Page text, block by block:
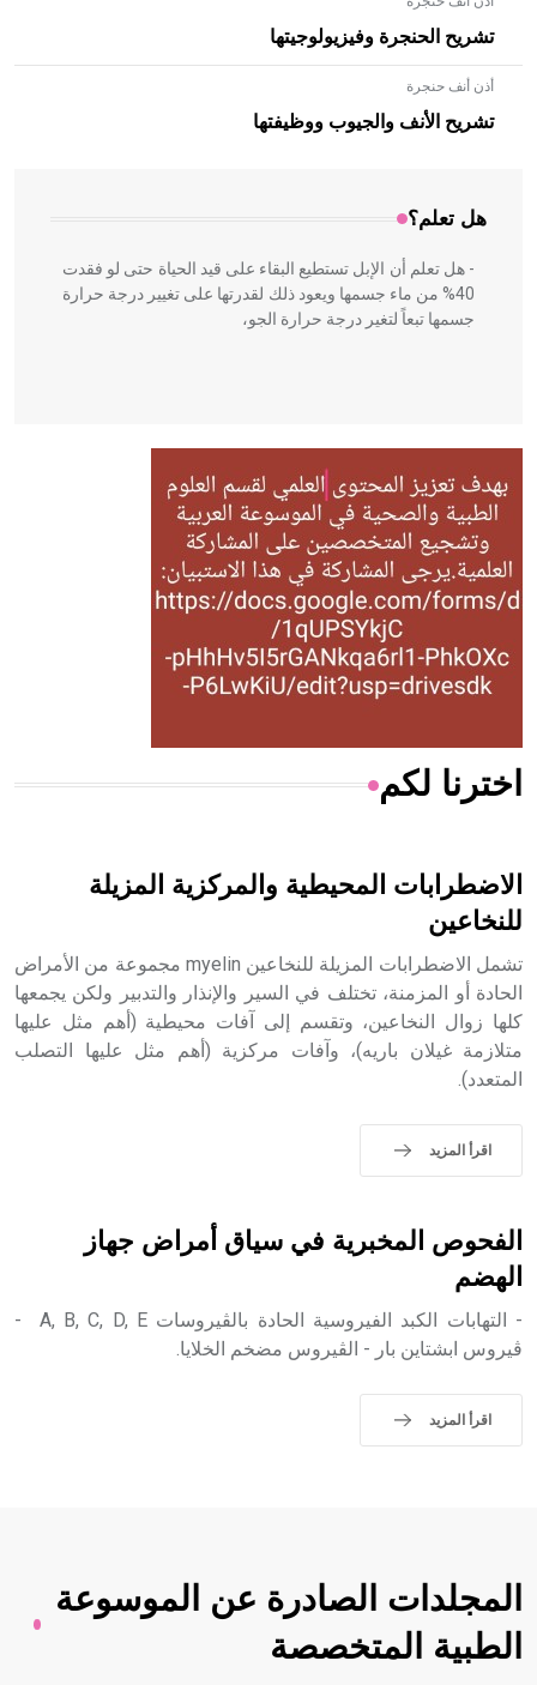
تشريح الحنجرة وفيزيولوجيتها
أذن أنف حنجرة
تشريح الأنف والجيوب ووظيفتها
هل تعلم؟
- هل تعلم أن الأبلق نوع من الفنون الهندسية التي ارتبطت
بالعمارة الإسلامية في بلاد الشام ومصر خاصة، حيث يحرص
المعمار على بناء مداميكه وخاصة في الواجهات
- هل تعلم أن الإبل تستطيع البقاء على قيد الحياة حتى لو فقدت
40% من ماء جسمها ويعود ذلك لقدرتها على تغيير درجة حرارة
جسمها تبعاً لتغير درجة حرارة الجو،
- هل تعلم أن أبقراط كتب في الطب أربعة مؤلفات هي:
الحكم، الأدلة، تنظيم التغذية، ورسالته في جروح الرأس. ويعود
له الفضل بأنه حرر الطب من الدين والفلسفة.
- هل تعلم أن المرجان إفراز حيواني يتكون في البحر ويتركب
من مادة كربونات الكلسيوم، وهو أحمر أو شديد الحمرة وهو
أجود أنواعه، ويمتاز بكبر الحجم ويسمى الش
هل تعلم أن الأبسيد كلمة فرنسية اللفظ تم اعتمادها مصطلحاً
- هل تعلم أن أبجر Abgar اسم معروف جيداً يعود إلى عدد من
الملوك الذين حكموا مدينة إديسا (الرها) من أبجر الأول وحتى
التاسع، وهم ينتسبون إلى أسرة أوسروين
اخترنا لكم
الاضطرابات المحيطية والمركزية المزيلة
للنخاعين
تشمل الاضطرابات المزيلة للنخاعين myelin مجموعة من الأمراض
الحادة أو المزمنة، تختلف في السير والإنذار والتدبير ولكن يجمعها
كلها زوال النخاعين، وتقسم إلى آفات محيطية (أهم مثل عليها
متلازمة غيلان باريه)، وآفات مركزية (أهم مثل عليها التصلب
المتعدد).
اقرأ المزيد
الفحوص المخبرية في سياق أمراض جهاز
الهضم
- التهابات الكبد الفيروسية الحادة بالڤيروسات A, B, C, D, E -
ڤيروس ابشتاين بار - الڤيروس مضخم الخلايا.
اقرأ المزيد
المجلدات الصادرة عن الموسوعة
الطبية المتخصصة